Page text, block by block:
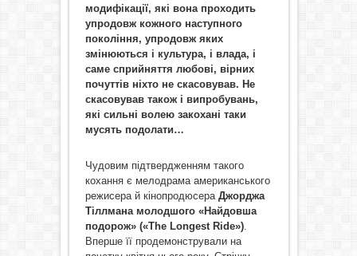
модифікації, які вона проходить
упродовж кожного наступного
покоління, упродовж яких
змінюються і культура, і влада, і
саме сприйняття любові, вірних
почуттів ніхто не скасовував. Не
скасовував також і випробувань,
які сильні волею закохані таки
мусять подолати…
Чудовим підтвердженням такого
кохання є мелодрама американського
режисера й кінопродюсера Джорджа
Тіллмана молодшого «Найдовша
подорож» («The Longest Ride»).
Вперше її продемонстрували на